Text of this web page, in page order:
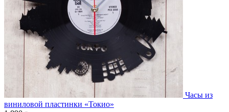
Часы из
виниловой пластинки «Токио»